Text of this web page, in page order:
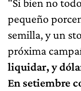
"Si bien no
pequeño
semilla, y un
próxima
liquidar, y
En setiembre